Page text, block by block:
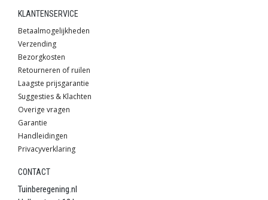
KLANTENSERVICE
Betaalmogelijkheden
Verzending
Bezorgkosten
Retourneren of ruilen
Laagste prijsgarantie
Suggesties & Klachten
Overige vragen
Garantie
Handleidingen
Privacyverklaring
CONTACT
Tuinberegening.nl